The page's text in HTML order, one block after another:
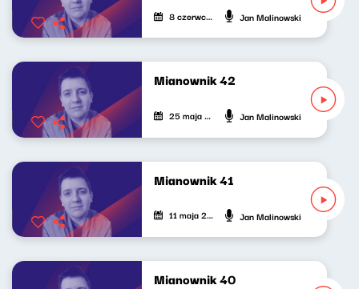
8 czerwca 2024 Jan Malinowski
Mianownik 42
25 maja 2024 Jan Malinowski
Mianownik 41
11 maja 2024 Jan Malinowski
Mianownik 40